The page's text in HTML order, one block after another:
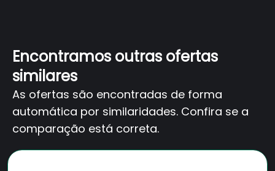
Encontramos outras ofertas
similares
As ofertas são encontradas de forma
automática por similaridades. Confira se a
comparação está correta.